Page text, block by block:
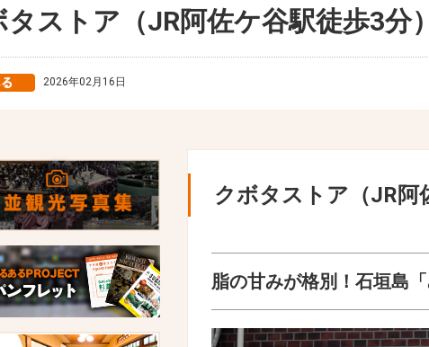
タストア（JR阿佐ケ谷駅徒歩3分）
2026年02月16日
クボタストア（JR阿
脂の甘みが格別！石垣島